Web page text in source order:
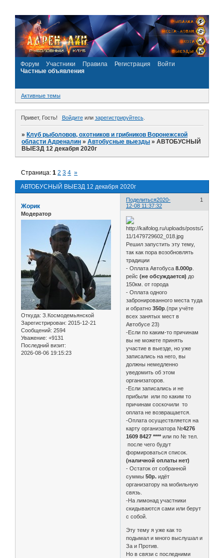
Форум Участники Правила Регистрация
Войти
Частные объявления
Активные темы
Привет, Гость! Войдитеили зарегистрируйтесь.
»Клуб рыболовов, охотников и грибников Воронежской
области Адреналин »Автобусные выезды »АВТОБУСНЫЙ
ВЫЕЗД 12 декабря 2020г
АВТОБУСНЫЙ ВЫЕЗД 12 декабря 2020г
Страница:1 2 3 4 »
Поделиться 1
2020-
12-08 11:37:32
Жорик
Модератор
Откуда: З.Космодемьянской
Зарегистрирован: 2015-12-21
Сообщений: 2594
Уважение: +9131
Последний визит:
2026-08-06 19:15:23
Решил запустить эту тему,
так как пора возобновлять
традиции
- Оплата Автобуса 8.000р.
рейс(не обсуждается) до
150км. от города
- Оплата одного
забронированного места туда
и обратно350р.(при учёте
всех занятых мест в
Автобусе 23)
-Если по каким-то причинам
вы не можете принять
участие в выезде, но уже
записались на него, вы
должны немедленно
уведомить об этом
организаторов.
-Если записались и не
прибыли или по каким то
причинам соскочили то
оплата не возвращается.
-Оплата осуществляется на
карту организатора №4276
1609 8427 ****или по № тел.
после чего будут
формироваться список.
(наличной оплаты нет)
- Остаток от собранной
суммы 50р. идёт
организатору на мобильную
связь.
-На лимонад участники
скидываются сами или берут
с собой.
Эту тему я уже как то
подымал и много выслушал и
За и Против.
Но в связи с последними